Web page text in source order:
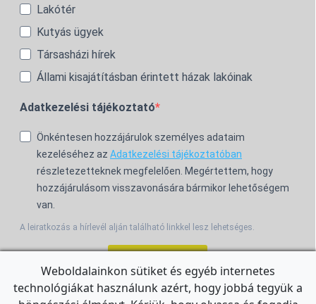
Lakótér
Kutyás ügyek
Társasházi hírek
Állami kisajátításban érintett házak lakóinak
Adatkezelési tájékoztató
Önkéntesen hozzájárulok személyes adataim
kezeléséhez az Adatkezelési tájékoztatóban
részletezetteknek megfelelően. Megértettem, hogy
hozzájárulásom visszavonására bármikor lehetőségem
van.
A leiratkozás a hírlevél alján található linkkel lesz lehetséges.
For the English Newsletter, clickHERE.
Weboldalainkon sütiket és egyéb internetes
technológiákat használunk azért, hogy jobbá tegyük a